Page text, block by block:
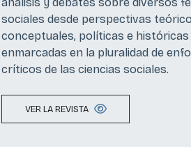
sociales desde perspectivas
conceptuales, políticas e históricas
enmarcadas en la pluralidad de
críticos de las ciencias sociales.
VER LA REVISTA